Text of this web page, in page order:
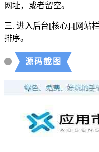
网址，或者留空。
三. 进入后台[核心]-[网站
排序。
源码截图